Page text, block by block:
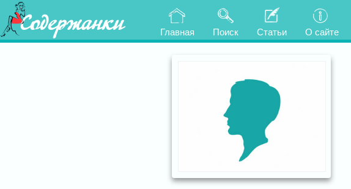
Содержанки Главная Поиск Статьи О сайте